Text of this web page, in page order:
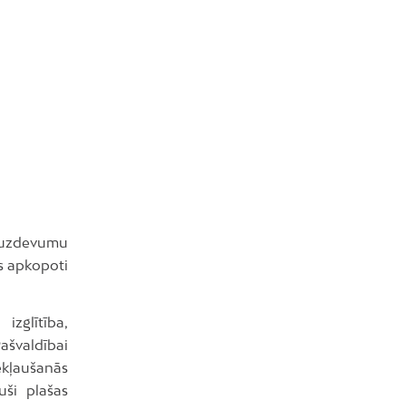
apkopoti
izglītība,
plašas